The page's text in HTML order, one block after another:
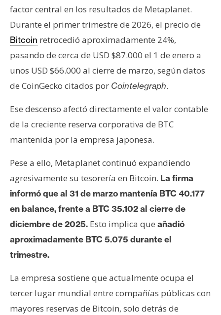
factor central en los resultados de Metaplanet.
Durante el primer trimestre de 2026, el precio de
Bitcoin retrocedió aproximadamente 24%,
pasando de cerca de USD $87.000 el 1 de enero a
unos USD $66.000 al cierre de marzo, según datos
de CoinGecko citados por Cointelegraph.
Ese descenso afectó directamente el valor contable
de la creciente reserva corporativa de BTC
mantenida por la empresa japonesa.
Pese a ello, Metaplanet continuó expandiendo
agresivamente su tesorería en Bitcoin. La firma
informó que al 31 de marzo mantenía BTC 40.177
en balance, frente a BTC 35.102 al cierre de
diciembre de 2025. Esto implica que añadió
aproximadamente BTC 5.075 durante el
trimestre.
La empresa sostiene que actualmente ocupa el
tercer lugar mundial entre compañías públicas con
mayores reservas de Bitcoin, solo detrás de